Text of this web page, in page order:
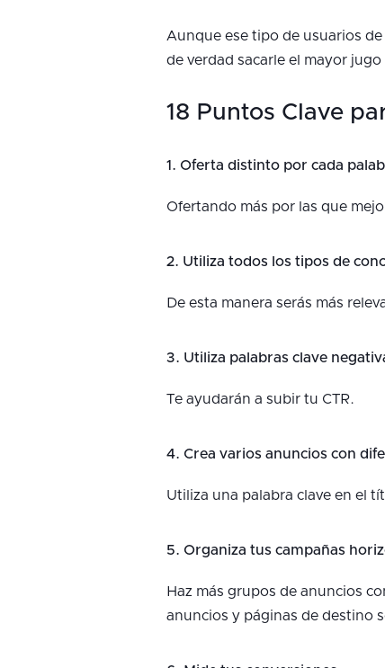
Aunque ese tipo de usuarios
de verdad sacarle el mayor
18 Puntos Clave
1. Oferta distinto por cada
Ofertando más por las que
2. Utiliza todos los tipos de
De esta manera serás más
3. Utiliza palabras clave
Te ayudarán a subir tu CTR.
4. Crea varios anuncios con
Utiliza una palabra clave en el
5. Organiza tus campañas
Haz más grupos de anuncios
anuncios y páginas de destino